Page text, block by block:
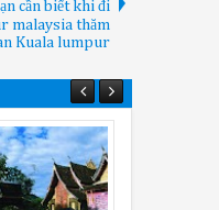
cần biết khi đi
malaysia thăm
Kuala lumpur